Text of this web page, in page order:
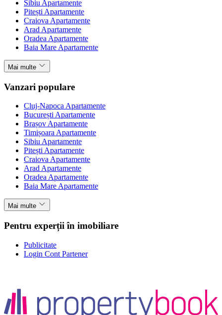
Sibiu Apartamente
Pitești Apartamente
Craiova Apartamente
Arad Apartamente
Oradea Apartamente
Baia Mare Apartamente
Mai multe
Vanzari populare
Cluj-Napoca Apartamente
București Apartamente
Brașov Apartamente
Timișoara Apartamente
Sibiu Apartamente
Pitești Apartamente
Craiova Apartamente
Arad Apartamente
Oradea Apartamente
Baia Mare Apartamente
Mai multe
Pentru experții în imobiliare
Publicitate
Login Cont Partener